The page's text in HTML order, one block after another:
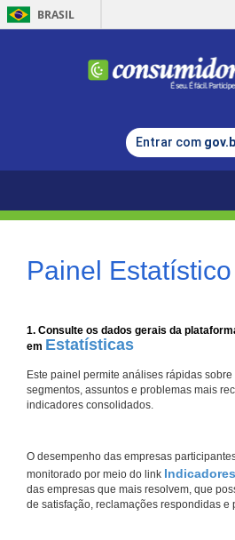
BRASIL
Entrar com
Painel Estatístico
1. Consulte os dados gerais da
em Estatísticas
Este painel permite análises rápidas
segmentos, assuntos e problemas mais
indicadores consolidados.
O desempenho das empresas
monitorado por meio do link Indicadores
das empresas que mais resolvem, que
de satisfação, reclamações respondidas e